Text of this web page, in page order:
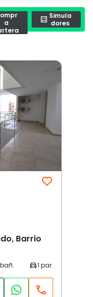
a
Simula
dores
Barrio